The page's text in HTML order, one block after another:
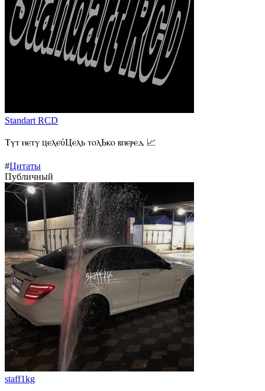
Standart RCD
Ⲧⲩⲧ ⲏⲉⲧⲩ цⲉⲗⲉύЦⲉⲗь ⲧⲟⲗЬⲕⲟ ⲃⲡⲉⲣⲉⲇ 📈
#Цитаты
Публичный
staff1kg